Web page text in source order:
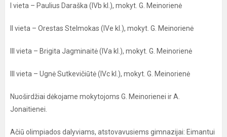
I vieta – Paulius Daraška (IVb kl.), mokyt. G. Meinorienė
II vieta – Orestas Stelmokas (IVe kl.), mokyt. G. Meinorienė
III vieta – Brigita Jagminaitė (IVa kl.), mokyt. G. Meinorienė
III vieta – Ugnė Sutkevičiūtė (IVc kl.), mokyt. G. Meinorienė
Nuoširdžiai dėkojame mokytojoms G. Meinorienei ir A.
Jonaitienei.
Ačiū olimpiados dalyviams, atstovavusiems gimnazijai: Eimantui